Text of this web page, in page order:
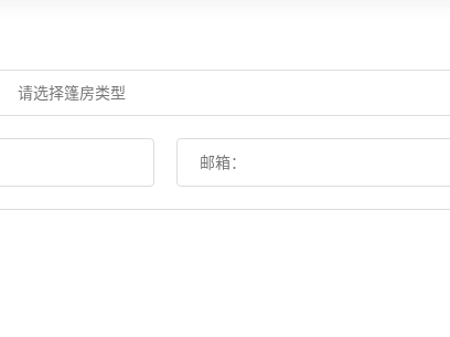
请选择篷房类型